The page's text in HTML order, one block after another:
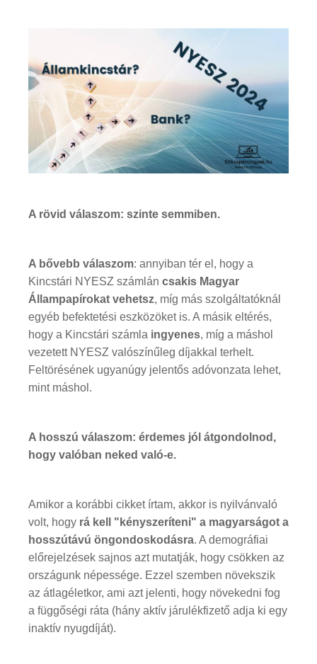
A rövid válaszom: szinte semmiben.
A bővebb válaszom: annyiban tér el, hogy a
Kincstári NYESZ számlán csakis Magyar
Állampapírokat vehetsz, míg más szolgáltatóknál
egyéb befektetési eszközöket is. A másik eltérés,
hogy a Kincstári számla ingyenes, míg a máshol
vezetett NYESZ valószínűleg díjakkal terhelt.
Feltörésének ugyanúgy jelentős adóvonzata lehet,
mint máshol.
A hosszú válaszom: érdemes jól átgondolnod,
hogy valóban neked való-e.
Amikor a korábbi cikket írtam, akkor is nyilvánvaló
volt, hogy rá kell "kényszeríteni" a magyarságot a
hosszútávú öngondoskodásra. A demográfiai
előrejelzések sajnos azt mutatják, hogy csökken az
országunk népessége. Ezzel szemben növekszik
az átlagéletkor, ami azt jelenti, hogy növekedni fog
a függőségi ráta (hány aktív járulékfizető adja ki egy
inaktív nyugdíját).